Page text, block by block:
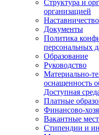
Структура и
организацией
Наставничество
Документы
Политика
персональных
Образование
Руководство
Материально-
оснащенность
Доступная
Платные
Финансово-
Вакантные
Стипендии и